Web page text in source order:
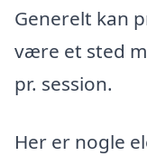
Generelt kan
være et sted
pr. session.
Her er nogle